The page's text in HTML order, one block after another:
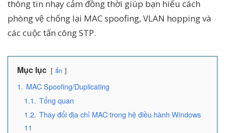
thông tin nhạy cảm đồng thời giúp bạn hiểu cách
phòng vệ chống lại MAC spoofing, VLAN hopping và
các cuộc tấn công STP.
Mục lục ẩn
1. MAC Spoofing/Duplicating
1.1. Tổng quan
1.2. Thay đổi địa chỉ MAC trong hệ điều hành Windows
11